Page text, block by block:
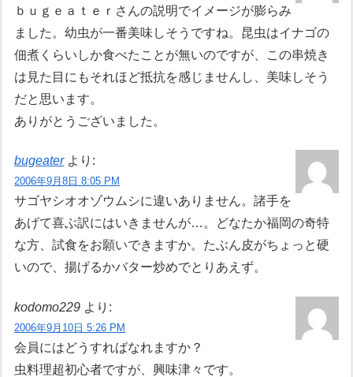
ｂｕｇｅａｔｅｒさんの説明でイメージが膨らみ
ました。幼虫が一番美味しそうですね。昆虫はイナゴの
佃煮くらいしか食べたことが無いのですが、この串焼き
は見た目にもそれほど抵抗を感じませんし、美味しそう
だと思います。
ありがとうございました。
bugeater より:
2006年9月8日 8:05 PM
サゴヤシオオゾウムシに違いありません。諸手を
あげて喜ぶ訳にはいきませんが…。どなたか福岡の奇特
な方、試食をお願いできますか。たぶん皮がちょっと硬
いので、揚げるかバター炒めでとりあえず。
kodomo229 より:
2006年9月10日 5:26 PM
会員にはどうすればなれますか？
虫料理超初心者ですが、興味津々です。